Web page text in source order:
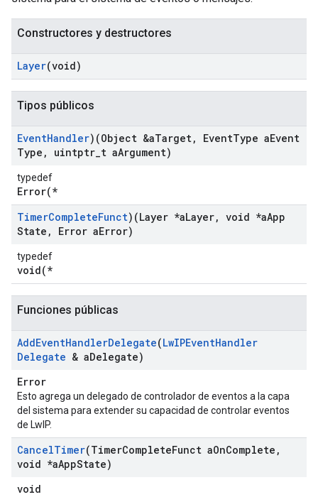
Constructores y destructores
Layer(void)
Tipos públicos
EventHandler)(Object &aTarget, EventType aEvent
Type , uintptr t aArgument)
typedef
Error(*
TimerCompleteFunct)(Layer *aLayer, void *aApp
State , Error aError)
typedef
void(*
Funciones públicas
AddEventHandlerDelegate(LwIPEventHandler
Delegate & aDelegate)
Error
Esto agrega un delegado de controlador de eventos a la capa
del sistema para extender su capacidad de controlar eventos
de LwIP.
CancelTimer(TimerCompleteFunct aOnComplete ,
void *aAppState)
void